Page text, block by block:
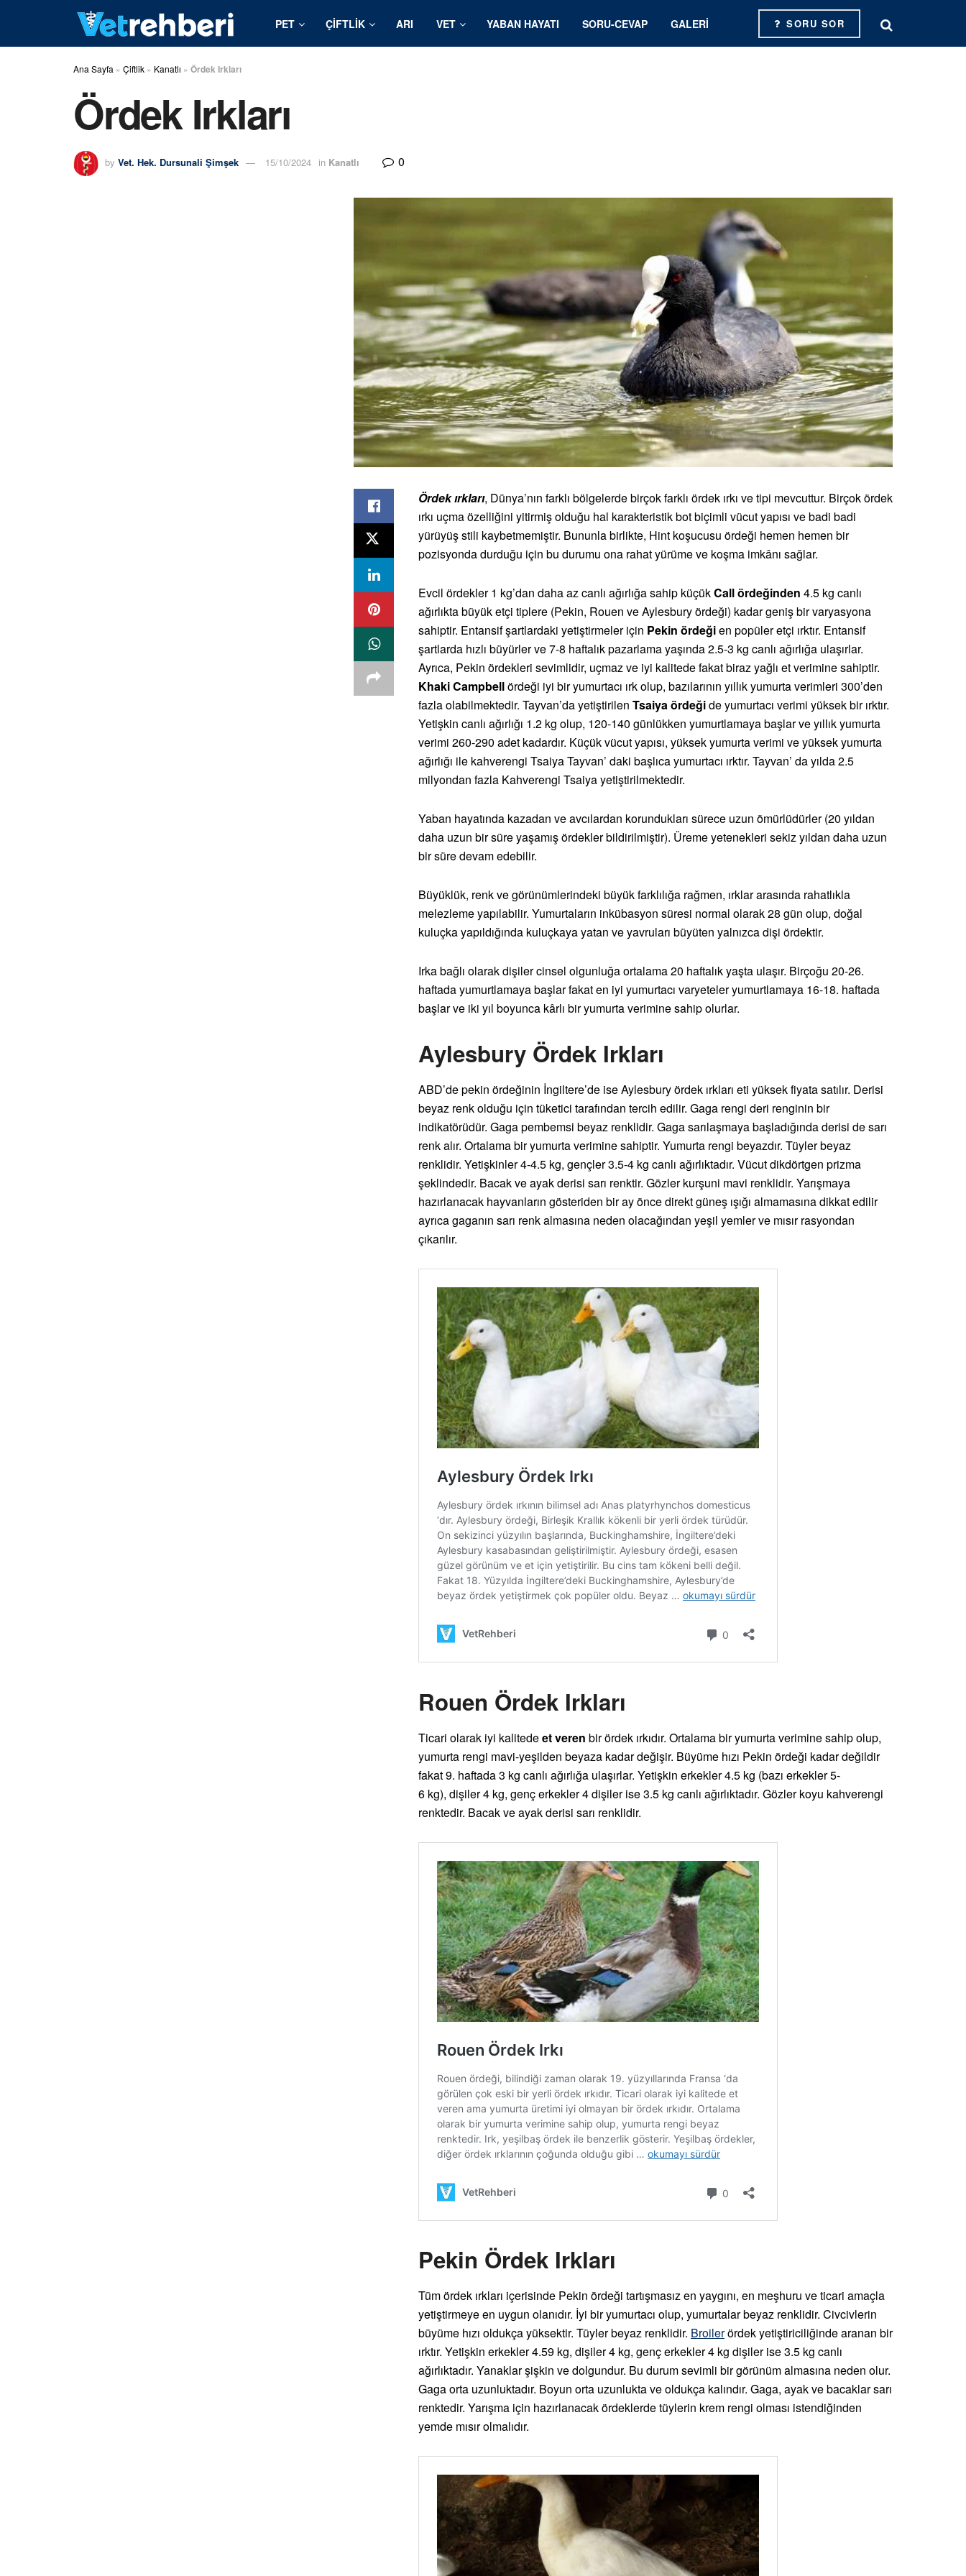
PET ÇIFTLIK ARI VET YABAN HAYATI SORU-CEVAP GALERI SORU SOR
Ana Sayfa » Çiftlik » Kanatlı » Ördek Irkları
Ördek Irkları
by Vet. Hek. Dursunali Şimşek 15/10/2024 in Kanatlı 0
Ördek ırkları, Dünya’nın farklı bölgelerde birçok farklı ördek ırkı ve tipi mevcuttur. Birçok ördek
ırkı uçma özelliğini yitirmiş olduğu hal karakteristik bot biçimli vücut yapısı ve badi badi
yürüyüş stili kaybetmemiştir. Bununla birlikte, Hint koşucusu ördeği hemen hemen bir
pozisyonda durduğu için bu durumu ona rahat yürüme ve koşma imkânı sağlar.
Evcil ördekler 1 kg’dan daha az canlı ağırlığa sahip küçükCall ördeğinden 4.5 kg canlı
ağırlıkta büyük etçi tiplere (Pekin, Rouen ve Aylesbury ördeği) kadar geniş bir varyasyona
sahiptir. Entansif şartlardaki yetiştirmeler için Pekin ördeğien popüler etçi ırktır. Entansif
şartlarda hızlı büyürler ve 7-8 haftalık pazarlama yaşında 2.5-3 kg canlı ağırlığa ulaşırlar.
Ayrıca, Pekin ördekleri sevimlidir, uçmaz ve iyi kalitede fakat biraz yağlı et verimine sahiptir.
Khaki Campbellördeği iyi bir yumurtacı ırk olup, bazılarının yıllık yumurta verimleri 300’den
fazla olabilmektedir. Tayvan’da yetiştirilen Tsaiya ördeğide yumurtacı verimi yüksek bir ırktır.
Yetişkin canlı ağırlığı 1.2 kg olup, 120-140 günlükken yumurtlamaya başlar ve yıllık yumurta
verimi 260-290 adet kadardır. Küçük vücut yapısı, yüksek yumurta verimi ve yüksek yumurta
ağırlığı ile kahverengi Tsaiya Tayvan’ daki başlıca yumurtacı ırktır. Tayvan’ da yılda 2.5
milyondan fazla Kahverengi Tsaiya yetiştirilmektedir.
Yaban hayatında kazadan ve avcılardan korundukları sürece uzun ömürlüdürler (20 yıldan
daha uzun bir süre yaşamış ördekler bildirilmiştir). Üreme yetenekleri sekiz yıldan daha uzun
bir süre devam edebilir.
Büyüklük, renk ve görünümlerindeki büyük farklılığa rağmen, ırklar arasında rahatlıkla
melezleme yapılabilir. Yumurtaların inkübasyon süresi normal olarak 28 gün olup, doğal
kuluçka yapıldığında kuluçkaya yatan ve yavruları büyüten yalnızca dişi ördektir.
Irka bağlı olarak dişiler cinsel olgunluğa ortalama 20 haftalık yaşta ulaşır. Birçoğu 20-26.
haftada yumurtlamaya başlar fakat en iyi yumurtacı varyeteler yumurtlamaya 16-18. haftada
başlar ve iki yıl boyunca kârlı bir yumurta verimine sahip olurlar.
Aylesbury Ördek Irkları
ABD’de pekin ördeğinin İngiltere’de ise Aylesbury ördek ırkları eti yüksek fiyata satılır. Derisi
beyaz renk olduğu için tüketici tarafından tercih edilir. Gaga rengi deri renginin bir
indikatörüdür. Gaga pembemsi beyaz renklidir. Gaga sarılaşmaya başladığında derisi de sarı
renk alır. Ortalama bir yumurta verimine sahiptir. Yumurta rengi beyazdır. Tüyler beyaz
renklidir. Yetişkinler 4-4.5 kg, gençler 3.5-4 kg canlı ağırlıktadır. Vücut dikdörtgen prizma
şeklindedir. Bacak ve ayak derisi sarı renktir. Gözler kurşuni mavi renklidir. Yarışmaya
hazırlanacak hayvanların gösteriden bir ay önce direkt güneş ışığı almamasına dikkat edilir
ayrıca gaganın sarı renk almasına neden olacağından yeşil yemler ve mısır rasyondan
çıkarılır.
Rouen Ördek Irkları
Ticari olarak iyi kalitedeet veren bir ördek ırkıdır. Ortalama bir yumurta verimine sahip olup,
yumurta rengi mavi-yeşilden beyaza kadar değişir. Büyüme hızı Pekin ördeği kadar değildir
fakat 9. haftada 3 kg canlı ağırlığa ulaşırlar. Yetişkin erkekler 4.5 kg (bazı erkekler 5-
6 kg), dişiler 4 kg, genç erkekler 4 dişiler ise 3.5 kg canlı ağırlıktadır. Gözler koyu kahverengi
renktedir. Bacak ve ayak derisi sarı renklidir.
Pekin Ördek Irkları
Tüm ördek ırkları içerisinde Pekin ördeği tartışmasız en yaygını, en meşhuru ve ticari amaçla
yetiştirmeye en uygun olanıdır. İyi bir yumurtacı olup, yumurtalar beyaz renklidir. Civcivlerin
büyüme hızı oldukça yüksektir. Tüyler beyaz renklidir. Broilerördek yetiştiriciliğinde aranan bir
ırktır. Yetişkin erkekler 4.59 kg, dişiler 4 kg, genç erkekler 4 kg dişiler ise 3.5 kg canlı
ağırlıktadır. Yanaklar şişkin ve dolgundur. Bu durum sevimli bir görünüm almasına neden olur.
Gaga orta uzunluktadır. Boyun orta uzunlukta ve oldukça kalındır. Gaga, ayak ve bacaklar sarı
renktedir. Yarışma için hazırlanacak ördeklerde tüylerin krem rengi olması istendiğinden
yemde mısır olmalıdır.